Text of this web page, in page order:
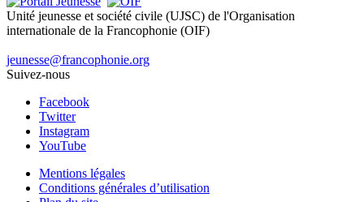
Unité jeunesse et société civile (UJSC) de l'Organisation
internationale de la Francophonie (OIF)
jeunesse@francophonie.org
Suivez-nous
Facebook
Twitter
Instagram
YouTube
Mentions légales
Conditions générales d’utilisation